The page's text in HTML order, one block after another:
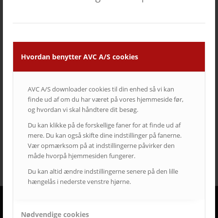
Hvordan benytter AVC A/S cookies
AVC A/S downloader cookies til din enhed så vi kan
finde ud af om du har været på vores hjemmeside før,
og hvordan vi skal håndtere dit besøg.
Du kan klikke på de forskellige faner for at finde ud af
mere. Du kan også skifte dine indstillinger på fanerne.
Vær opmærksom på at indstillingerne påvirker den
måde hvorpå hjemmesiden fungerer.
Du kan altid ændre indstillingerne senere på den lille
hængelås i nederste venstre hjørne.
Nødvendige cookies
hotel
i3 infoskærme interaktivitet
interaktiv projektor
kirke
konferencelokaler Landscape laserprojektor
Leasing
LEDskærme
lærred mødelokaler
nyt om AVC
Portrait
projektor rumstyring samsung
service
Service case
skype for business
skærmvæg
streaming løsninger
touchskærm
trådløs deling
undervisning
videokonference yealink